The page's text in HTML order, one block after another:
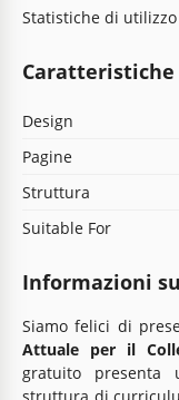
Statistiche di utilizzo
Design
Pagine
Struttura
Suitable For
Informazioni
Siamo felici di
Attuale per il
gratuito
struttura di